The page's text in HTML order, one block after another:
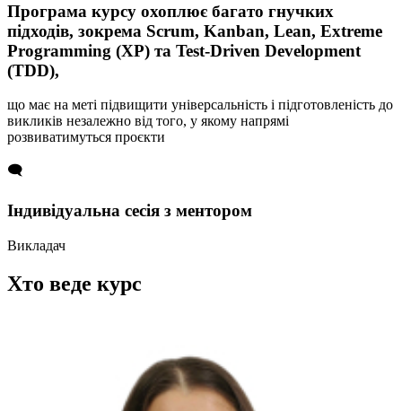
Програма курсу охоплює багато гнучких
підходів, зокрема Scrum, Kanban, Lean, Extreme
Programming (XP) та Test-Driven Development
(TDD),
що має на меті підвищити універсальність і підготовленість до
викликів незалежно від того, у якому напрямі
розвиватимуться проєкти
🗨️
Індивідуальна сесія з ментором
Викладач
Хто веде курс